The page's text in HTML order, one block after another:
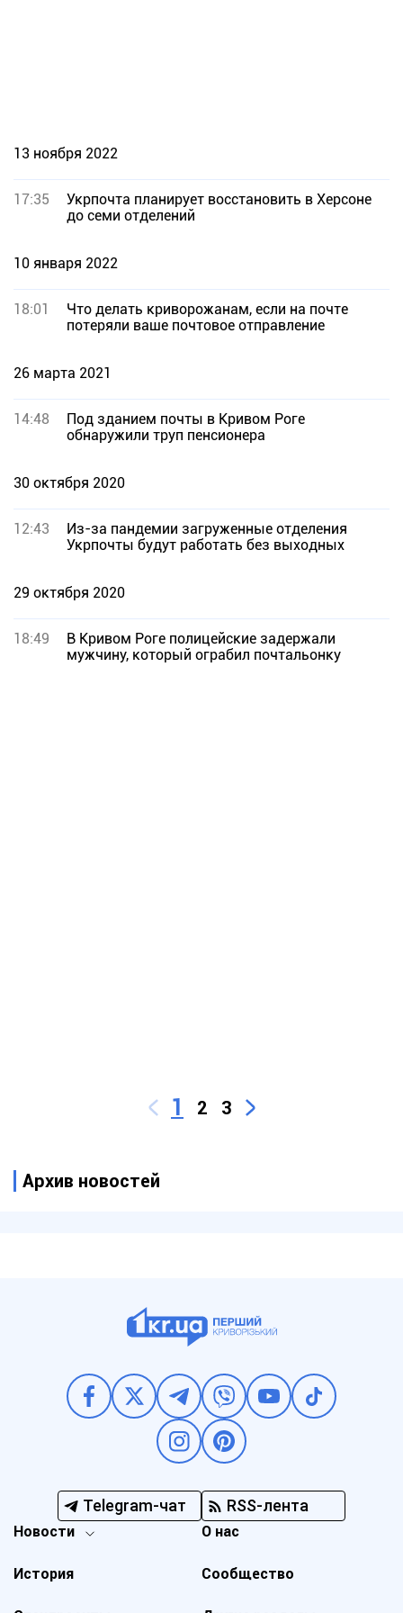
13 ноября 2022
17:35
Укрпочта планирует восстановить в Херсоне
до семи отделений
10 января 2022
18:01
Что делать криворожанам, если на почте
потеряли ваше почтовое отправление
26 марта 2021
14:48
Под зданием почты в Кривом Роге
обнаружили труп пенсионера
30 октября 2020
12:43
Из-за пандемии загруженные отделения
Укрпочты будут работать без выходных
29 октября 2020
18:49
В Кривом Роге полицейские задержали
мужчину, который ограбил почтальонку
1 2 3
Архив новостей
Telegram-чат RSS-лента
Новости
История
О нас
Сообщество